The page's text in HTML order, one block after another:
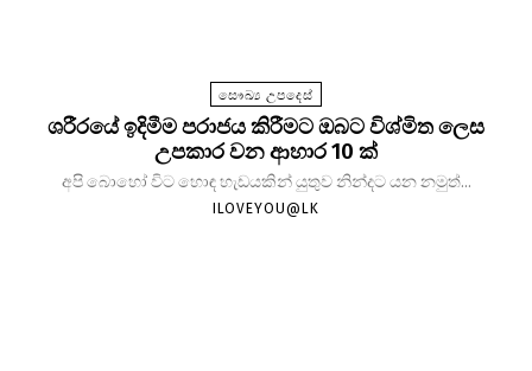
සෞඛ්‍ය උපදෙස්
ශරීරයේ ඉදිමීම පරාජය කිරීමට ඔබට විශ්මිත ලෙස
උපකාර වන ආහාර 10 ක්
අපි බොහෝ විට හොඳ හැඩයකින් යුතුව නින්දට යන නමුත්...
ILOVEYOU@LK